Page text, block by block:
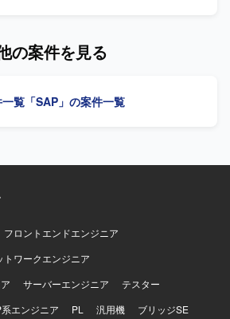
開発者への指示および受入テストを実
課題の整理を行っていただきます。
を進めることができ、報告・連絡・
る未知の領域についても自ら調査し、
ながら、関係者と協調して粘り強く
入プロジェクトに参画し、本番カット
フェーズに携わることができます。
知識とSAPのスキルを高めながら、顧
の案件を見る
一覧 「SAP」の案件一覧
フロントエンドエンジニア
トワークエンジニア
サーバーエンジニア
テスター
エンジニア PL 汎用機
ブリッジSE